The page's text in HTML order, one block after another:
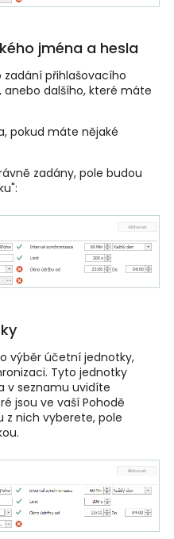
jména a hesla
zadání přihlašovacího
, anebo dalšího, které máte
pokud máte nějaké
zadány, pole budou
výběr účetní jednotky,
Tyto jednotky
v seznamu uvidíte
jsou ve vaší Pohodě
z nich vyberete, pole